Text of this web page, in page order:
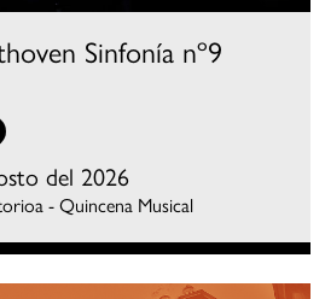
Sinfonía nº9
del 2026
- Quincena Musical